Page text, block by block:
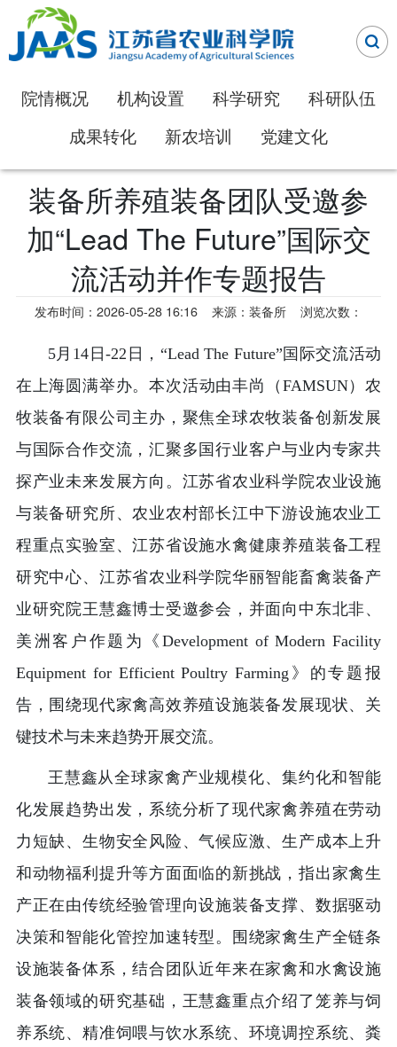
院情概况 机构设置 科学研究
科研队伍
成果转化
新农培训 党建文化
装备所养殖装备团队受邀参
加“Lead The Future”国际交
流活动并作专题报告
发布时间：2026-05-28 16:16 来源：装备所 浏览次数：
5月14日-22日，“Lead The Future”国际交流活动
在上海圆满举办。本次活动由丰尚（FAMSUN）农
牧装备有限公司主办，聚焦全球农牧装备创新发展
与国际合作交流，汇聚多国行业客户与业内专家共
探产业未来发展方向。江苏省农业科学院农业设施
与装备研究所、农业农村部长江中下游设施农业工
程重点实验室、江苏省设施水禽健康养殖装备工程
研究中心、江苏省农业科学院华丽智能畜禽装备产
业研究院王慧鑫博士受邀参会，并面向中东北非、
美洲客户作题为《Development of Modern Facility
Equipment for Efficient Poultry Farming》的专题报
告，围绕现代家禽高效养殖设施装备发展现状、关
键技术与未来趋势开展交流。
王慧鑫从全球家禽产业规模化、集约化和智能
化发展趋势出发，系统分析了现代家禽养殖在劳动
力短缺、生物安全风险、气候应激、生产成本上升
和动物福利提升等方面面临的新挑战，指出家禽生
产正在由传统经验管理向设施装备支撑、数据驱动
决策和智能化管控加速转型。围绕家禽生产全链条
设施装备体系，结合团队近年来在家禽和水禽设施
装备领域的研究基础，王慧鑫重点介绍了笼养与饲
养系统、精准饲喂与饮水系统、环境调控系统、粪